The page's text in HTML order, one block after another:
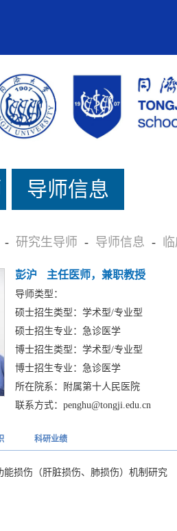
导师信息
- 研究生导师 - 导师信息 -
彭沪 主任医师，兼职教授
导师类型：
硕士招生类型：学术型/专业型
硕士招生专业：急诊医学
博士招生类型：学术型/专业型
博士招生专业：急诊医学
所在院系：附属第十人民医院
联系方式：penghu@tongji.edu.cn
科研业绩
能损伤（肝脏损伤、肺损伤）机制研究